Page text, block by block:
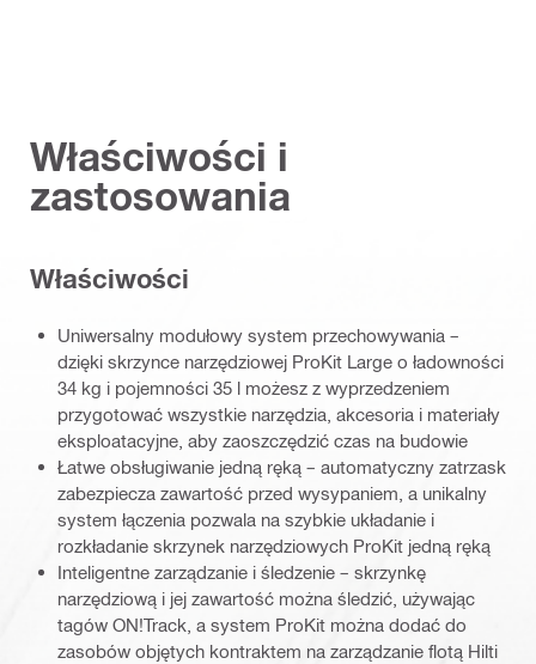
Właściwości i
zastosowania
Właściwości
Uniwersalny modułowy system przechowywania –
dzięki skrzynce narzędziowej ProKit Large o ładowności
34 kg i pojemności 35 l możesz z wyprzedzeniem
przygotować wszystkie narzędzia, akcesoria i materiały
eksploatacyjne, aby zaoszczędzić czas na budowie
Łatwe obsługiwanie jedną ręką – automatyczny zatrzask
zabezpiecza zawartość przed wysypaniem, a unikalny
system łączenia pozwala na szybkie układanie i
rozkładanie skrzynek narzędziowych ProKit jedną ręką
Inteligentne zarządzanie i śledzenie – skrzynkę
narzędziową i jej zawartość można śledzić, używając
tagów ON!Track, a system ProKit można dodać do
zasobów objętych kontraktem na zarządzanie flotą Hilti